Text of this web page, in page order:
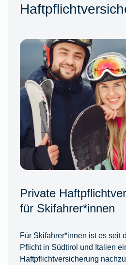
Private
für Skifahrer*innen
Für Skifahrer*innen ist es seit
Pflicht in Südtirol und Italien
Haftpflichtversicherung